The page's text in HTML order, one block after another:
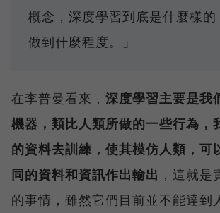
概念，深度學習到底是什麼樣的
做到什麼程度。」
在李普曼看來， 深度學習主要是我
機器，類比人類所做的一些行為，
的資料去訓練，使其模仿人類，可
同的資料和資訊作出輸出 ，這就是
的事情，雖然它們目前並不能達到